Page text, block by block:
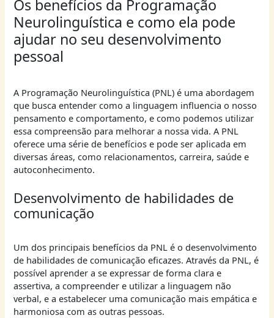
Os benefícios da Programação
Neurolinguística e como ela pode
ajudar no seu desenvolvimento
pessoal
A Programação Neurolinguística (PNL) é uma abordagem
que busca entender como a linguagem influencia o nosso
pensamento e comportamento, e como podemos utilizar
essa compreensão para melhorar a nossa vida. A PNL
oferece uma série de benefícios e pode ser aplicada em
diversas áreas, como relacionamentos, carreira, saúde e
autoconhecimento.
Desenvolvimento de habilidades de
comunicação
Um dos principais benefícios da PNL é o desenvolvimento
de habilidades de comunicação eficazes. Através da PNL, é
possível aprender a se expressar de forma clara e
assertiva, a compreender e utilizar a linguagem não
verbal, e a estabelecer uma comunicação mais empática e
harmoniosa com as outras pessoas.